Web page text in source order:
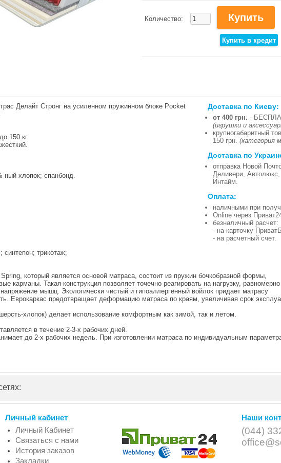
Количество:
Доставка по Киеву:
от 400 грн. -
(игрушки и
крупногабаритный
150 грн. (категория
Доставка по
отправка Новой
Деливери, Автолюкс,
Интайм.
Оплата:
наличными при
Online через
безналичный расчет:
- на карточку
- на расчетный счет.
Делайт Стронг на усиленном пружинном блоке Pocket
150 кг.
ный хлопок; спанбонд.
трикотаж;
который является основой матраса, состоит из пружин бочкобразной формы,
карманы. Такая конструкция позволяет точечно реагировать на нагрузку, равномерно
мышц. Экологически чистый и гипоаллергенный войлок придает матрасу
Еврокаркас предотвращает деформацию матраса по краям, увеличивая срок
хлопок) делает использование комфортным как зимой, так и летом.
в течение 2-3-х рабочих дней.
до 2-х рабочих недель. При изготовлении матраса по индивидуальным
Личный кабинет
Личный Кабинет
Связаться с нами
История заказов
Закладки
Наши
(044)